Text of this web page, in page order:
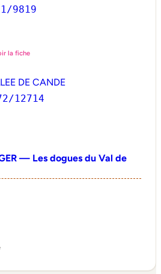
9819
la fiche
DE CANDE
12714
— Les dogues du Val de